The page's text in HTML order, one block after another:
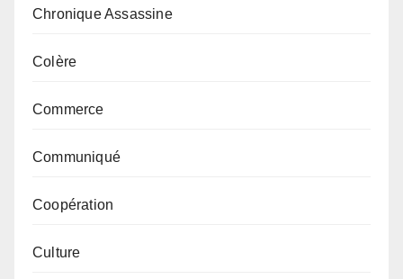
Chronique Assassine
Colère
Commerce
Communiqué
Coopération
Culture